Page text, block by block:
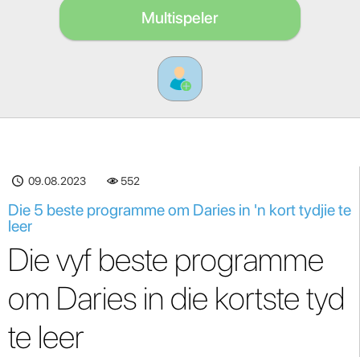
Multispeler
09.08.2023 552
Die 5 beste programme om Daries in 'n kort tydjie te
leer
Die vyf beste programme
om Daries in die kortste tyd
te leer